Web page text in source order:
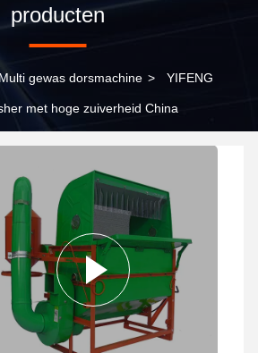
producten
Multi gewas dorsmachine > YIFENG
met hoge zuiverheid China